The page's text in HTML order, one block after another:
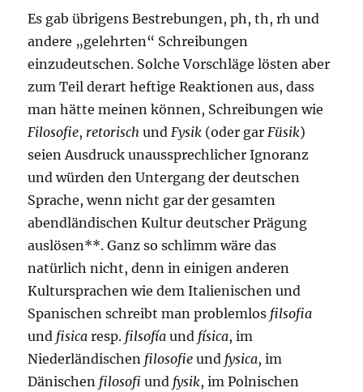
Es gab übrigens Bestrebungen, ph, th, rh und
andere „gelehrten“ Schreibungen
einzudeutschen. Solche Vorschläge lösten aber
zum Teil derart heftige Reaktionen aus, dass
man hätte meinen können, Schreibungen wie
Filosofie, retorisch undFysik (oder garFüsik)
seien Ausdruck unaussprechlicher Ignoranz
und würden den Untergang der deutschen
Sprache, wenn nicht gar der gesamten
abendländischen Kultur deutscher Prägung
auslösen**. Ganz so schlimm wäre das
natürlich nicht, denn in einigen anderen
Kultursprachen wie dem Italienischen und
Spanischen schreibt man problemlos filsofia
und fisica resp. filsofía und física, im
Niederländischen filosofie und fysica, im
Dänischen filosofiund fysik, im Polnischen